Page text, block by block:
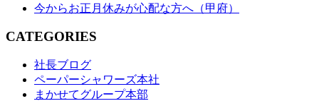
今からお正月休みが心配な方へ（甲府）
CATEGORIES
社長ブログ
ペーパーシャワーズ本社
まかせてグループ本部